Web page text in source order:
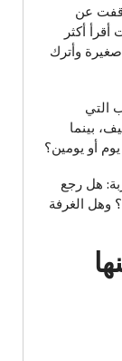
عن
أكثر
وأترك
التي
بينما
أو يومين؟
هل رجع
وهل الغرفة